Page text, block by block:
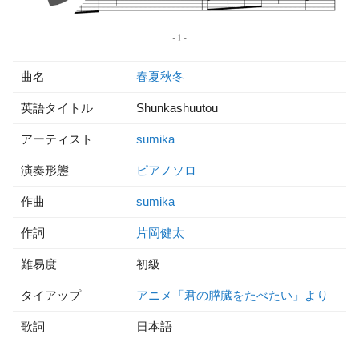
曲名 春夏秋冬
英語タイトル Shunkashuutou
アーティスト sumika
演奏形態 ピアノソロ
作曲 sumika
作詞 片岡健太
難易度 初級
タイアップ アニメ「君の膵臓をたべたい」より
歌詞 日本語